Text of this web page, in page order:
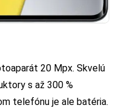
20 Mpx. Skvelú
s až 300 %
telefónu je ale batéria.